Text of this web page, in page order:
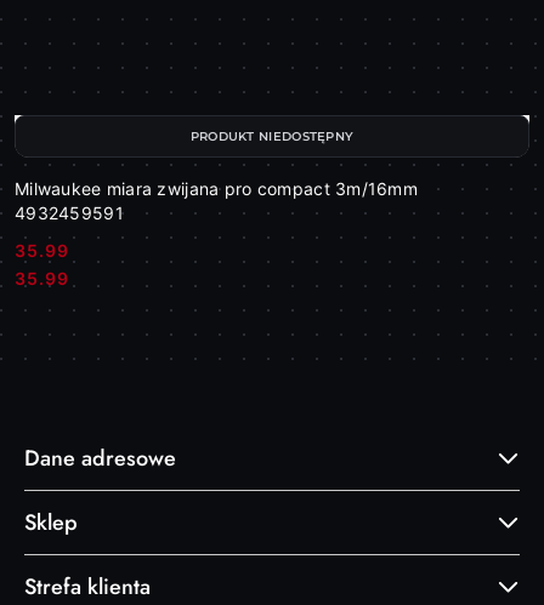
Milwaukee miara zwijana pro compact 3m/16mm
4932459591
Cena:
35.99
Cena:
35.99
PRODUKT NIEDOSTĘPNY
Dane adresowe
Sklep
Strefa klienta